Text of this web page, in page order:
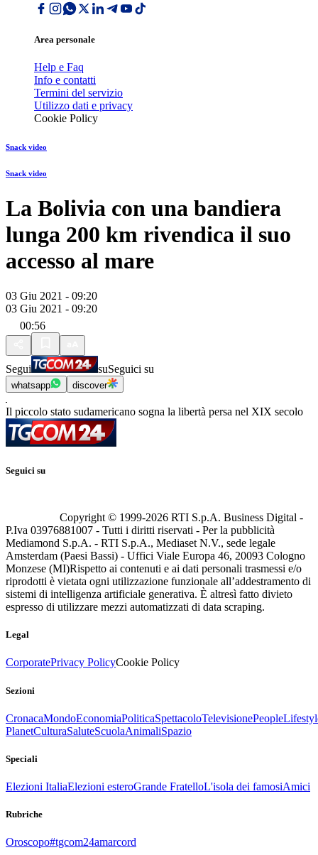
Area personale
Help e Faq
Info e contatti
Termini del servizio
Utilizzo dati e privacy
Cookie Policy
Snack video
Snack video
La Bolivia con una bandiera
lunga 200 km rivendica il suo
accesso al mare
03 Giu 2021 - 09:20
03 Giu 2021 - 09:20
00:56
Segui suSeguici su
whatsapp discover
Il piccolo stato sudamericano sogna la libertà persa nel XIX secolo
Seguici su
Copyright © 1999-2026 RTI S.p.A. Business Digital -
P.Iva 03976881007 - Tutti i diritti riservati - Per la pubblicità
Mediamond S.p.A. - RTI S.p.A., Mediaset N.V., sede legale
Amsterdam (Paesi Bassi) - Uffici Viale Europa 46, 20093 Cologno
Monzese (MI)Rispetto ai contenuti e ai dati personali trasmessi e/o
riprodotti è vietata ogni utilizzazione funzionale all’addestramento di
sistemi di intelligenza artificiale generativa. È altresì fatto divieto
espresso di utilizzare mezzi automatizzati di data scraping.
Legal
CorporatePrivacy PolicyCookie Policy
Sezioni
CronacaMondoEconomiaPoliticaSpettacoloTelevisionePeople
PlanetCulturaSaluteScuolaAnimaliSpazio
Speciali
Elezioni ItaliaElezioni esteroGrande FratelloL'isola dei famosiAmici
Rubriche
Oroscopo#tgcom24amarcord